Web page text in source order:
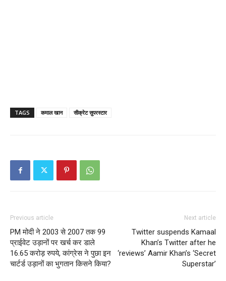
TAGS कमाल खान सीक्रेट सुपरस्टार
Previous article
PM मोदी ने 2003 से 2007 तक 99
प्राईवेट उड़ानों पर खर्च कर डाले
16.65 करोड़ रुपये, कांग्रेस ने पुछा इन
चार्टर्ड उड़ानों का भुगतान किसने किया?
Next article
Twitter suspends Kamaal
Khan’s Twitter after he
‘reviews’ Aamir Khan’s ‘Secret
Superstar’